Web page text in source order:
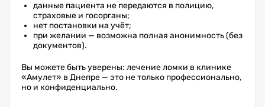
данные пациента не передаются в полицию,
страховые и госорганы;
нет постановки на учёт;
при желании — возможна полная анонимность (без
документов).
Вы можете быть уверены: лечение ломки в клинике
«Амулет» в Днепре — это не только профессионально,
но и конфиденциально.